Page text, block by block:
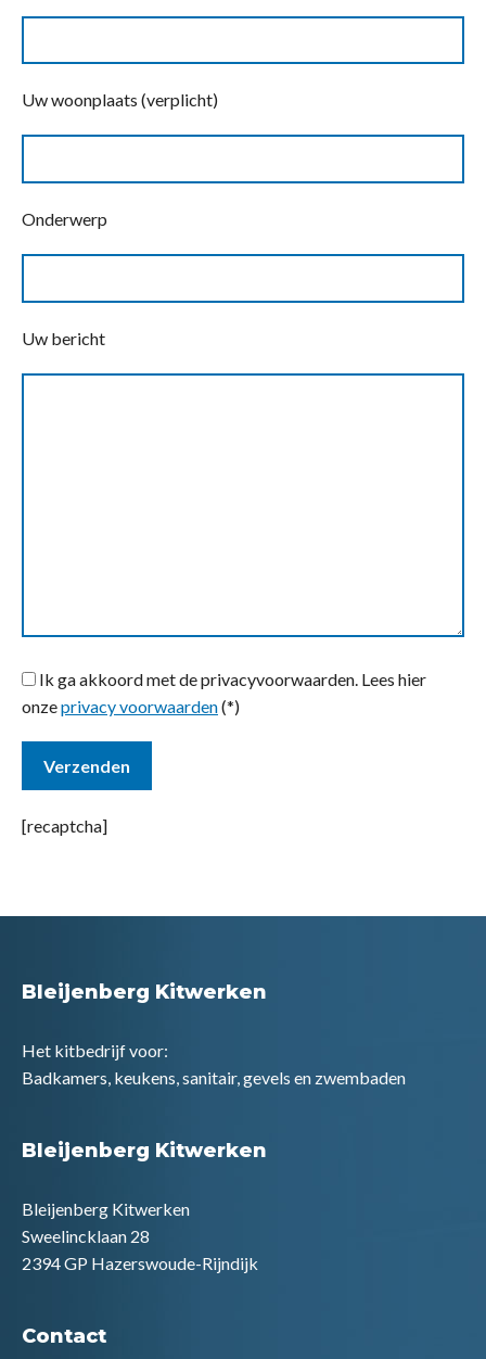
Uw woonplaats (verplicht)
Onderwerp
Uw bericht
Ik ga akkoord met de privacyvoorwaarden. Lees hier
onzeprivacy voorwaarden(*)
[recaptcha]
Bleijenberg Kitwerken
Het kitbedrijf voor:
Badkamers, keukens, sanitair, gevels en zwembaden
Bleijenberg Kitwerken
Bleijenberg Kitwerken
Sweelincklaan 28
2394 GP Hazerswoude-Rijndijk
Contact